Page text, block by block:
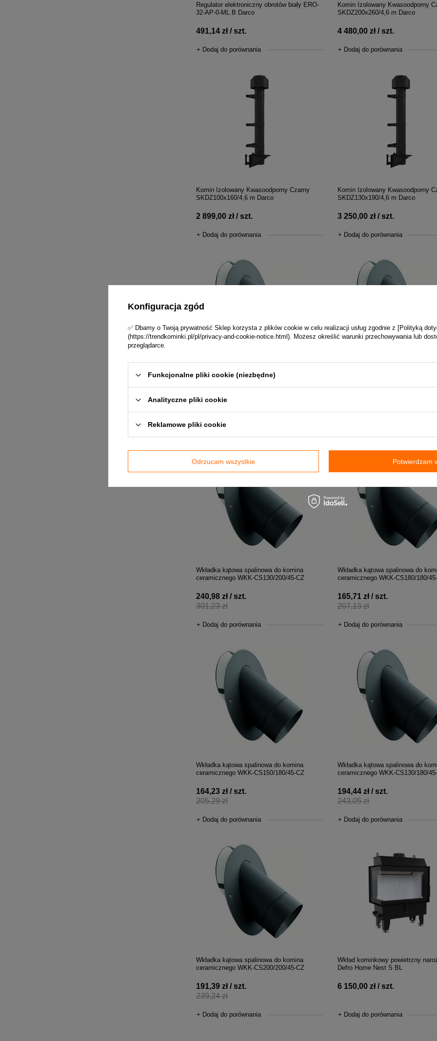
Regulator elektroniczny obrotów biały ERO-
32-AP-0-ML.B Darco
491,14 zł / szt.
+ Dodaj do porównania
Komin Izolowany Kwasoodporny
SKDZ200x260/4,6 m Darco
4 480,00 zł / szt.
+ Dodaj do porównania
Komin Izolowany Kwasoodporny Czarny
SKDZ100x160/4,6 m Darco
2 899,00 zł / szt.
+ Dodaj do porównania
Komin Izolowany Kwasoodporny
SKDZ130x190/4,6 m Darco
3 250,00 zł / szt.
+ Dodaj do porównania
Wkładka kątowa spalinowa do komina
301,23 zł
240,98 zł / szt.
227,80 zł
Wkładka kątowa spalinowa do komina
ceramicznego WKK-CS130/200/45-CZ
301,23 zł
240,98 zł / szt.
+ Dodaj do porównania
Wkładka kątowa spalinowa do
ceramicznego WKK-CS180/180/
207,13 zł
165,71 zł / szt.
+ Dodaj do porównania
Wkładka kątowa spalinowa do komina
ceramicznego WKK-CS150/180/45-CZ
205,29 zł
164,23 zł / szt.
+ Dodaj do porównania
Wkładka kątowa spalinowa do
ceramicznego WKK-CS130/180/
243,05 zł
194,44 zł / szt.
+ Dodaj do porównania
Wkładka kątowa spalinowa do komina
ceramicznego WKK-CS200/200/45-CZ
239,24 zł
191,39 zł / szt.
+ Dodaj do porównania
Wkład kominkowy powietrzny
Defro Home Nest S BL
6 150,00 zł / szt.
+ Dodaj do porównania
Konfiguracja zgód
✅ Dbamy o Twoją prywatność Sklep korzysta z plików cookie w celu realizacji usług zgodnie z [Polityką
(https://trendkominki.pl/pl/privacy-and-cookie-notice.html). Możesz określić warunki przechowywania lub
przeglądarce.
Funkcjonalne pliki cookie (niezbędne)
Analityczne pliki cookie
Reklamowe pliki cookie
Odrzucam wszystkie Potwierdzam